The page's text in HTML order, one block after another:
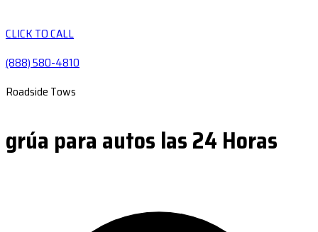
CLICK TO CALL
(888) 580-4810
Roadside Tows
grúa para autos las 24 Horas